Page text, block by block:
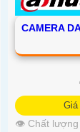
CAMERA
👁 Chất lượng